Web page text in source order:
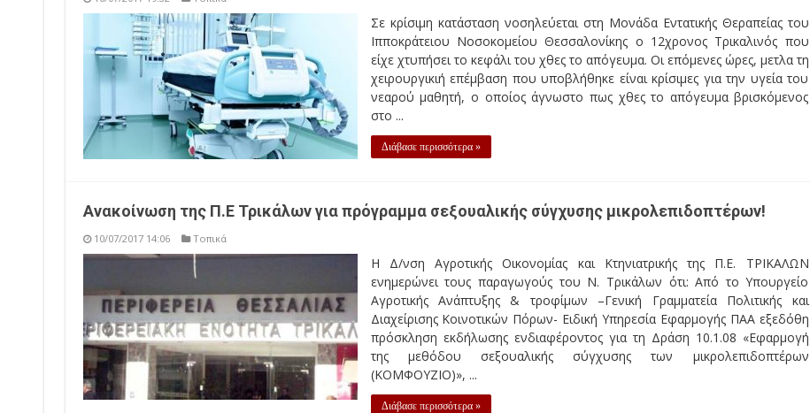
Σε κρίσιμη κατάσταση νοσηλεύεται στη Μονάδα Εντατικής Θεραπείας του
Ιπποκράτειου Νοσοκομείου Θεσσαλονίκης ο 12χρονος Τρικαλινός που
είχε χτυπήσει το κεφάλι του χθες το απόγευμα. Οι επόμενες ώρες, μετλα τη
χειρουργικιή επέμβαση που υποβλήθηκε είναι κρίσιμες για την υγεία του
νεαρού μαθητή, ο οποίος άγνωστο πως χθες το απόγευμα βρισκόμενος
στο ...
Διάβασε περισσότερα »
Ανακοίνωση της Π.Ε Τρικάλων για πρόγραμμα σεξουαλικής σύγχυσης μικρολεπιδοπτέρων!
10/07/2017 14:06 Τοπικά
Η Δ/νση Αγροτικής Οικονομίας και Κτηνιατρικής της Π.Ε. ΤΡΙΚΑΛΩΝ
ενημερώνει τους παραγωγούς του Ν. Τρικάλων ότι: Από το Υπουργείο
Αγροτικής Ανάπτυξης & τροφίμων –Γενική Γραμματεία Πολιτικής και
Διαχείρισης Κοινοτικών Πόρων- Ειδική Υπηρεσία Εφαρμογής ΠΑΑ εξεδόθη
πρόσκληση εκδήλωσης ενδιαφέροντος για τη Δράση 10.1.08 «Εφαρμογή
της μεθόδου σεξουαλικής σύγχυσης των μικρολεπιδοπτέρων
(ΚΟΜΦΟΥΖΙΟ)», ...
Διάβασε περισσότερα »